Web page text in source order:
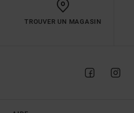
TROUVER UN MAGASIN